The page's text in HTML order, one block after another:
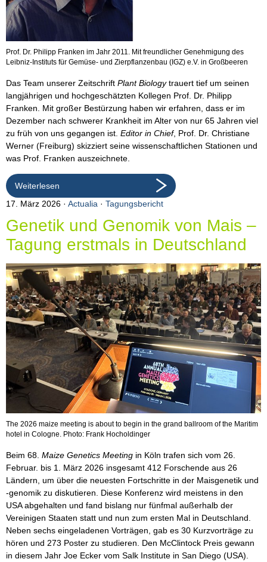
Prof. Dr. Philipp Franken im Jahr 2011. Mit freundlicher Genehmigung des
Leibniz-Instituts für Gemüse- und Zierpflanzenbau (IGZ) e.V. in Großbeeren
Das Team unserer Zeitschrift Plant Biologytrauert tief um seinen
langjährigen und hochgeschätzten Kollegen Prof. Dr. Philipp
Franken. Mit großer Bestürzung haben wir erfahren, dass er im
Dezember nach schwerer Krankheit im Alter von nur 65 Jahren viel
zu früh von uns gegangen ist. Editor in Chief, Prof. Dr. Christiane
Werner (Freiburg) skizziert seine wissenschaftlichen Stationen und
was Prof. Franken auszeichnete.
Weiterlesen
17. März 2026
Actualia · Tagungsbericht
Genetik und Genomik von Mais –
Tagung erstmals in Deutschland
The 2026 maize meeting is about to begin in the grand ballroom of the Maritim
hotel in Cologne. Photo: Frank Hocholdinger
Beim 68. Maize Genetics Meeting in Köln trafen sich vom 26.
Februar. bis 1. März 2026 insgesamt 412 Forschende aus 26
Ländern, um über die neuesten Fortschritte in der Maisgenetik und
-genomik zu diskutieren. Diese Konferenz wird meistens in den
USA abgehalten und fand bislang nur fünfmal außerhalb der
Vereinigen Staaten statt und nun zum ersten Mal in Deutschland.
Neben sechs eingeladenen Vorträgen, gab es 30 Kurzvorträge zu
hören und 273 Poster zu studieren. Den McClintock Preis gewann
in diesem Jahr Joe Ecker vom Salk Institute in San Diego (USA).